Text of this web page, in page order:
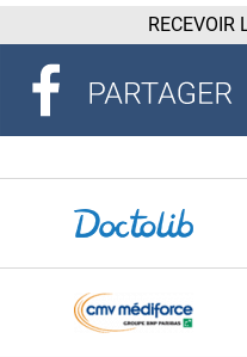
RECEVOIR